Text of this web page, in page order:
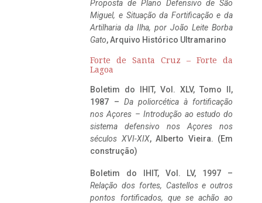
Proposta de Plano Defensivo de São
Miguel, e Situação da Fortificação e da
Artilharia da Ilha, por João Leite Borba
Gato, Arquivo Histórico Ultramarino
Forte de Santa Cruz – Forte da
Lagoa
Boletim do IHIT, Vol. XLV, Tomo II,
1987 – Da poliorcética à fortificação
nos Açores – Introdução ao estudo do
sistema defensivo nos Açores nos
séculos XVI-XIX, Alberto Vieira. (Em
construção)
Boletim do IHIT, Vol. LV, 1997 –
Relação dos fortes, Castellos e outros
pontos fortificados, que se achão ao